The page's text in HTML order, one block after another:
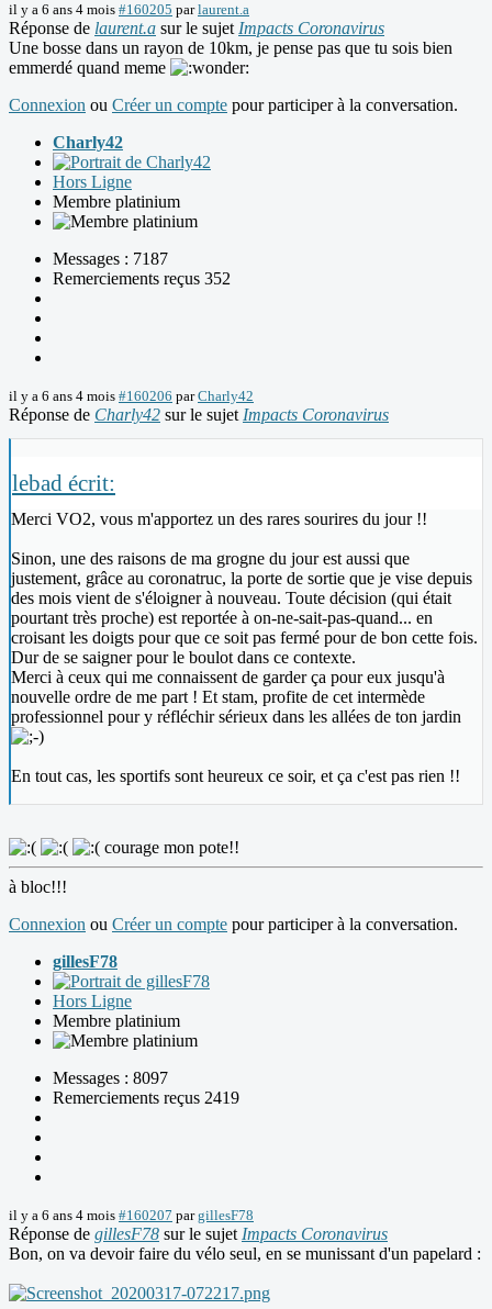
il y a 6 ans 4 mois #160205 parlaurent.a
Réponse de laurent.a sur le sujet Impacts Coronavirus
Une bosse dans un rayon de 10km, je pense pas que tu sois bien
emmerdé quand meme
Connexion ou Créer un compte pour participer à la conversation.
Charly42
Hors Ligne
Membre platinium
Messages : 7187
Remerciements reçus 352
il y a 6 ans 4 mois #160206 parCharly42
Réponse de Charly42 sur le sujet Impacts Coronavirus
lebad écrit:
Merci VO2, vous m'apportez un des rares sourires du jour !!
Sinon, une des raisons de ma grogne du jour est aussi que
justement, grâce au coronatruc, la porte de sortie que je vise depuis
des mois vient de s'éloigner à nouveau. Toute décision (qui était
pourtant très proche) est reportée à on-ne-sait-pas-quand... en
croisant les doigts pour que ce soit pas fermé pour de bon cette fois.
Dur de se saigner pour le boulot dans ce contexte.
Merci à ceux qui me connaissent de garder ça pour eux jusqu'à
nouvelle ordre de me part ! Et stam, profite de cet intermède
professionnel pour y réfléchir sérieux dans les allées de ton jardin
En tout cas, les sportifs sont heureux ce soir, et ça c'est pas rien !!
courage mon pote!!
à bloc!!!
Connexion ou Créer un compte pour participer à la conversation.
gillesF78
Hors Ligne
Membre platinium
Messages : 8097
Remerciements reçus 2419
il y a 6 ans 4 mois #160207 pargillesF78
Réponse de gillesF78 sur le sujet Impacts Coronavirus
Bon, on va devoir faire du vélo seul, en se munissant d'un papelard :